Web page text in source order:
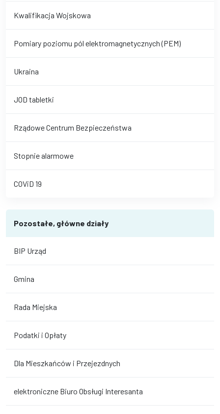
Kwalifikacja Wojskowa
Pomiary poziomu pól elektromagnetycznych (PEM)
Ukraina
JOD tabletki
Rządowe Centrum Bezpieczeństwa
Stopnie alarmowe
COViD 19
Pozostałe, główne działy
BIP Urząd
Gmina
Rada Miejska
Podatki i Opłaty
Dla Mieszkańców i Przejezdnych
elektroniczne Biuro Obsługi Interesanta